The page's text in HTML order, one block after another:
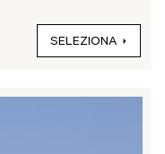
SELEZIONA